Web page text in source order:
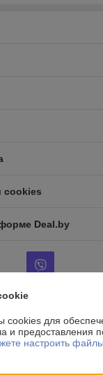
cookies
Deal.by
99
193006870
для
и предоставления
настроить